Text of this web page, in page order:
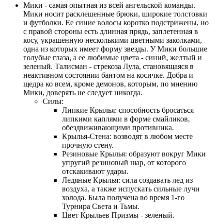
Мики - самая опытная из всей ангельской команды.
Мики носит расклешенные брюки, широкие толстовки
и футболки. Ее синие волосы коротко подстрижены, но
с правой стороны есть длинная прядь, заплетенная в
косу, украшенную несколькими цветными заколками,
одна из которых имеет форму звезды. У Мики большие
голубые глаза, а ее любимые цвета - синий, желтый и
зеленый. Талисман - стрекоза Лула, становящаяся в
неактивном состоянии бантом на косичке. Добра и
щедра ко всем, кроме демонов, которым, по мнению
Мики, доверять не следует никогда.
Силы:
Липкие Крылья: способность бросаться
липкими каплями в форме смайликов,
обездвиживающими противника.
Крылья-Стена: возводят в любом месте
прочную стену.
Резиновые Крылья: образуют вокруг Мики
упругий резиновый шар, от которого
отскакивают удары.
Ледяные Крылья: сила создавать лед из
воздуха, а также испускать сильные лучи
холода. Была получена во время 1-го
Турнира Света и Тьмы.
Цвет Крыльев Призмы - зеленый.